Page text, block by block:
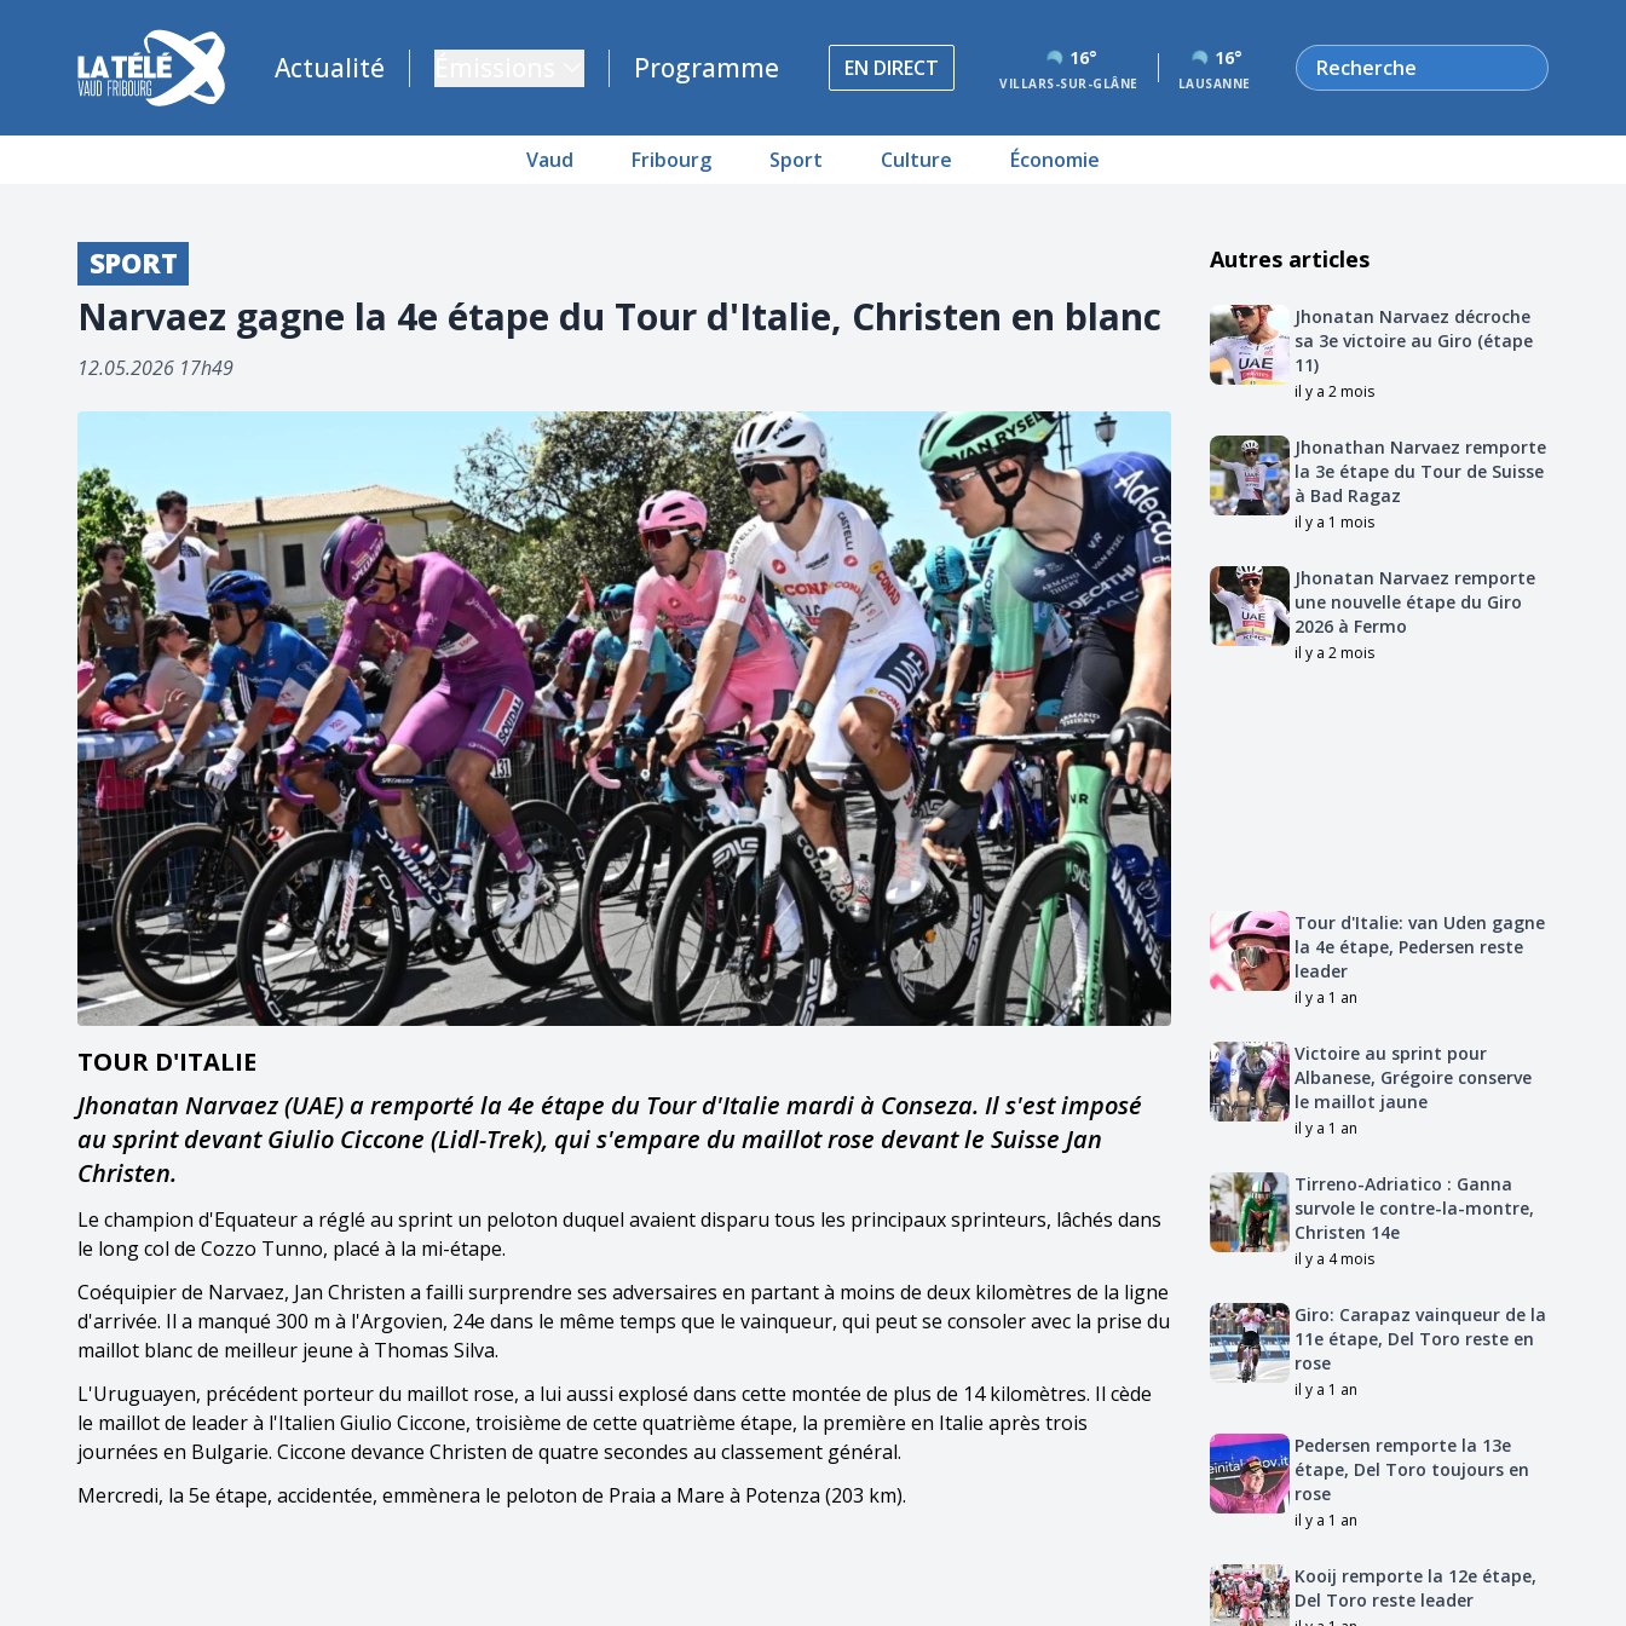
La Télé - Télévision régionale Vaud et Fribourg
Actualité Programme EN DIRECT 16°
VILLARS-SUR-GLÂNE
16°
LAUSANNE
Rechercher
Vaud Fribourg Sport Culture Économie
SPORT
Narvaez gagne la 4e étape du Tour d'Italie, Christen en blanc
12.05.2026 17h49
TOUR D'ITALIE
Jhonatan Narvaez (UAE) a remporté la 4e étape du Tour d'Italie mardi à Conseza. Il s'est imposé
au sprint devant Giulio Ciccone (Lidl-Trek), qui s'empare du maillot rose devant le Suisse Jan
Christen.
Le champion d'Equateur a réglé au sprint un peloton duquel avaient disparu tous les principaux sprinteurs, lâchés dans
le long col de Cozzo Tunno, placé à la mi-étape.
Coéquipier de Narvaez, Jan Christen a failli surprendre ses adversaires en partant à moins de deux kilomètres de la ligne
d'arrivée. Il a manqué 300 m à l'Argovien, 24e dans le même temps que le vainqueur, qui peut se consoler avec la prise du
maillot blanc de meilleur jeune à Thomas Silva.
L'Uruguayen, précédent porteur du maillot rose, a lui aussi explosé dans cette montée de plus de 14 kilomètres. Il cède
le maillot de leader à l'Italien Giulio Ciccone, troisième de cette quatrième étape, la première en Italie après trois
journées en Bulgarie. Ciccone devance Christen de quatre secondes au classement général.
Mercredi, la 5e étape, accidentée, emmènera le peloton de Praia a Mare à Potenza (203 km).
Autres articles
Jhonatan Narvaez décroche
sa 3e victoire au Giro (étape
11)
il y a 2 mois
Jhonathan Narvaez remporte
la 3e étape du Tour de Suisse
à Bad Ragaz
il y a 1 mois
Jhonatan Narvaez remporte
une nouvelle étape du Giro
2026 à Fermo
il y a 2 mois
Tour d'Italie: van Uden gagne
la 4e étape, Pedersen reste
leader
il y a 1 an
Victoire au sprint pour
Albanese, Grégoire conserve
le maillot jaune
il y a 1 an
Tirreno-Adriatico : Ganna
survole le contre-la-montre,
Christen 14e
il y a 4 mois
Giro: Carapaz vainqueur de la
11e étape, Del Toro reste en
rose
il y a 1 an
Pedersen remporte la 13e
étape, Del Toro toujours en
rose
il y a 1 an
Kooij remporte la 12e étape,
Del Toro reste leader